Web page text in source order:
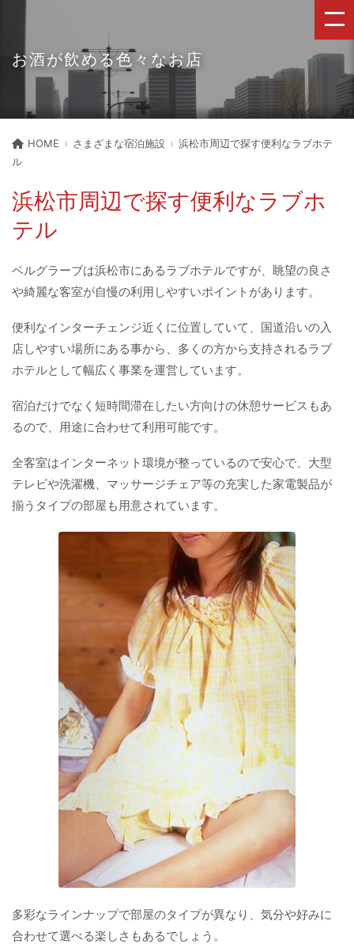
お酒が飲める色々なお店
HOME さまざまな宿泊施設
浜松市周辺で探す便利なラブホテ
ル
浜松市周辺で探す便利なラブホ
テル
ベルグラーブは浜松市にあるラブホテルですが、眺望の良さ
や綺麗な客室が自慢の利用しやすいポイントがあります。
便利なインターチェンジ近くに位置していて、国道沿いの入
店しやすい場所にある事から、多くの方から支持されるラブ
ホテルとして幅広く事業を運営しています。
宿泊だけでなく短時間滞在したい方向けの休憩サービスもあ
るので、用途に合わせて利用可能です。
全客室はインターネット環境が整っているので安心で、大型
テレビや洗濯機、マッサージチェア等の充実した家電製品が
揃うタイプの部屋も用意されています。
多彩なラインナップで部屋のタイプが異なり、気分や好みに
合わせて選べる楽しさもあるでしょう。